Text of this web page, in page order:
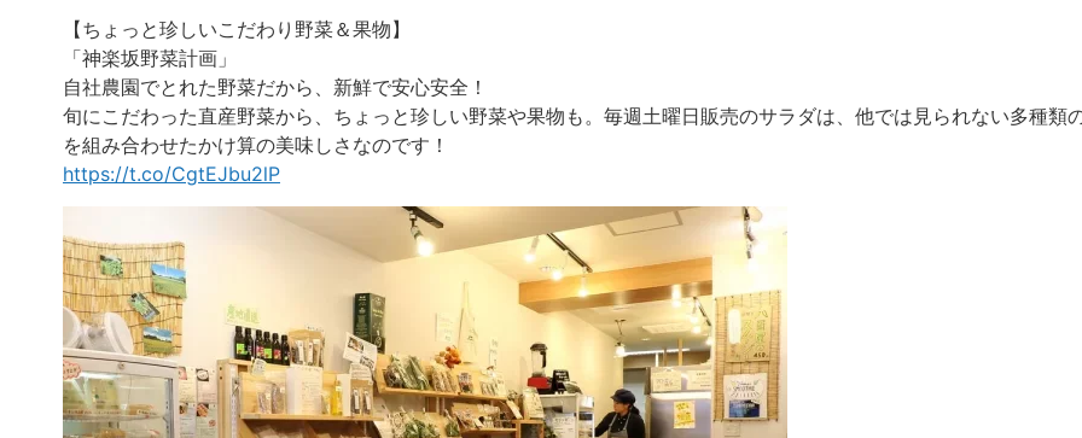
【ちょっと珍しいこだわり野菜＆果物】
「神楽坂野菜計画」
自社農園でとれた野菜だから、新鮮で安心安全！
旬にこだわった直産野菜から、ちょっと珍しい野菜や果物も。毎週土曜日販売のサラダは、他では見られない多種類
を組み合わせたかけ算の美味しさなのです！
https://t.co/CgtEJbu2lP